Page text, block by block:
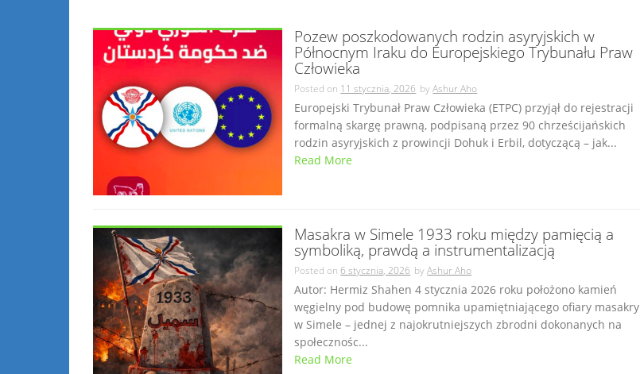
Pozew poszkodowanych rodzin asyryjskich w
Północnym Iraku do Europejskiego Trybunału Praw
Człowieka
Posted on 11 stycznia, 2026 byAshur Aho
Europejski Trybunał Praw Człowieka (ETPC) przyjął do rejestracji
formalną skargę prawną, podpisaną przez 90 chrześcijańskich
rodzin asyryjskich z prowincji Dohuk i Erbil, dotyczącą – jak...
Read More
Masakra w Simele 1933 roku między pamięcią a
symboliką, prawdą a instrumentalizacją
Posted on 6 stycznia, 2026 byAshur Aho
Autor: Hermiz Shahen 4 stycznia 2026 roku położono kamień
węgielny pod budowę pomnika upamiętniającego ofiary masakry
w Simele – jednej z najokrutniejszych zbrodni dokonanych na
społecznośc...
Read More